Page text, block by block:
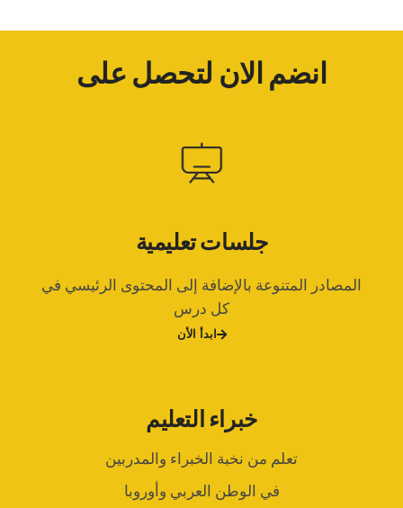
انضم الان لتحصل على
جلسات تعليمية
المصادر المتنوعة بالإضافة إلى المحتوى الرئيسي في
كل درس
ابدأ الأن
خبراء التعليم
تعلم من نخبة الخبراء والمدربين
في الوطن العربي وأوروبا